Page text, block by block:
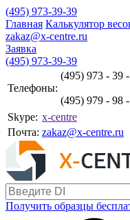
(495) 973-39-39
Главная Калькулятор
zakaz@x-centre.ru
Заявка
(495) 973-39-39
Телефоны:
(495) 973 - 39
(495) 979 - 98
Skype: x-centre
Почта: zakaz@x-centre.ru
Получить образцы